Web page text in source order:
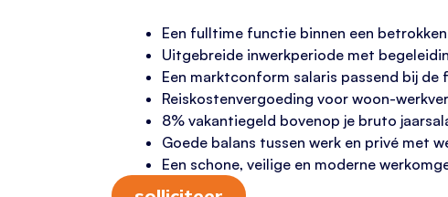
Een fulltime functie binnen een
Uitgebreide inwerkperiode met
Een marktconform salaris passend bij de
Reiskostenvergoeding voor woon-
8% vakantiegeld bovenop je bruto
Goede balans tussen werk en privé met
Een schone, veilige en moderne